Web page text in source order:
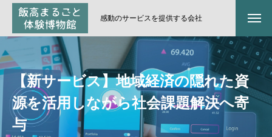
感動のサービスを提供する会社
【新サービス】地域経済の隠れた資
源を活用しながら社会課題解決へ寄
与